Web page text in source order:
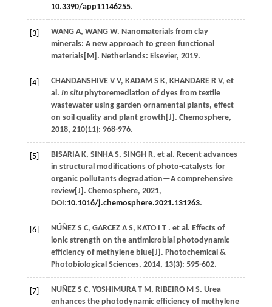
10.3390/app11146255.
[3] WANG A, WANG W. Nanomaterials from clay
minerals: A new approach to green functional
materials[M]. Netherlands: Elsevier, 2019.
[4] CHANDANSHIVE V V, KADAM S K, KHANDARE R V, et
al. In situphytoremediation of dyes from textile
wastewater using garden ornamental plants, effect
on soil quality and plant growth[J]. Chemosphere,
2018, 210(11): 968-976.
[5] BISARIA K, SINHA S, SINGH R, et al. Recent advances
in structural modifications of photo-catalysts for
organic pollutants degradation—A comprehensive
review[J]. Chemosphere, 2021,
DOI:10.1016/j.chemosphere.2021.131263.
[6] NÚÑEZ S C, GARCEZ A S, KATO I T. et al. Effects of
ionic strength on the antimicrobial photodynamic
efficiency of methylene blue[J]. Photochemical &
Photobiological Sciences, 2014, 13(3): 595-602.
[7] NUÑEZ S C, YOSHIMURA T M, RIBEIRO M S. Urea
enhances the photodynamic efficiency of methylene